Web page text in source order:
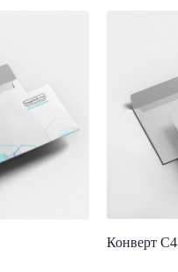
Конверт С4